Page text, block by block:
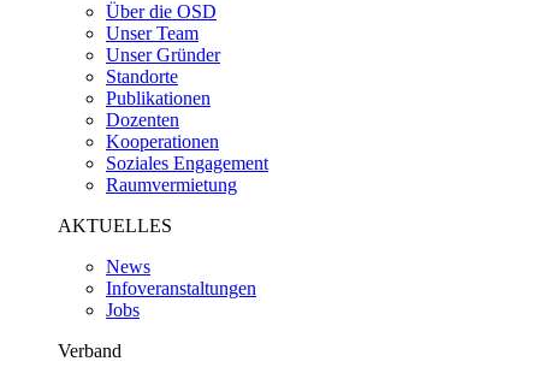
Über die OSD
Unser Team
Unser Gründer
Standorte
Publikationen
Dozenten
Kooperationen
Soziales Engagement
Raumvermietung
AKTUELLES
News
Infoveranstaltungen
Jobs
Verband